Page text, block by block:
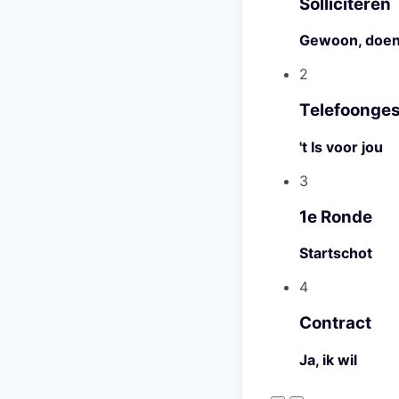
Gewoon, doen
2
't Is voor jou
3
1e Ronde
Startschot
4
Contract
Ja, ik wil